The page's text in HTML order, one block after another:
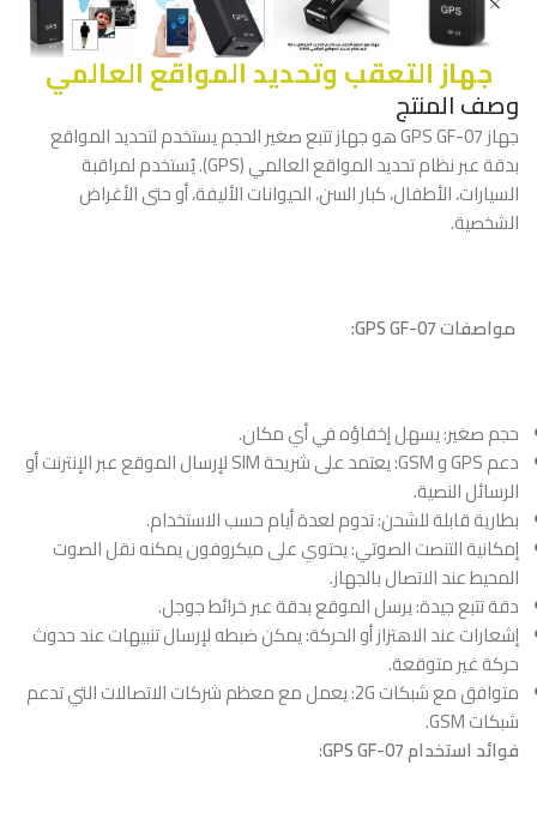
جهاز التعقب وتحديد المواقع العالمي
وصف المنتج
جهاز GPS GF-07 هو جهاز تتبع صغير الحجم يستخدم لتحديد المواقع
بدقة عبر نظام تحديد المواقع العالمي (GPS). يُستخدم لمراقبة
السيارات، الأطفال، كبار السن، الحيوانات الأليفة، أو حتى الأغراض
الشخصية.
مواصفات GPS GF-07:
حجم صغير: يسهل إخفاؤه في أي مكان.
دعم GPS و GSM: يعتمد على شريحة SIM لإرسال الموقع عبر الإنترنت أو
الرسائل النصية.
بطارية قابلة للشحن: تدوم لعدة أيام حسب الاستخدام.
إمكانية التنصت الصوتي: يحتوي على ميكروفون يمكنه نقل الصوت
المحيط عند الاتصال بالجهاز.
دقة تتبع جيدة: يرسل الموقع بدقة عبر خرائط جوجل.
إشعارات عند الاهتزاز أو الحركة: يمكن ضبطه لإرسال تنبيهات عند حدوث
حركة غير متوقعة.
متوافق مع شبكات 2G: يعمل مع معظم شركات الاتصالات التي تدعم
شبكات GSM.
فوائد استخدام GPS GF-07
: